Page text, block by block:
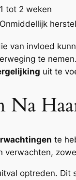
1 tot 2 weken
Onmiddellijk herstel
van invloed
te
uit te
te
optreden.